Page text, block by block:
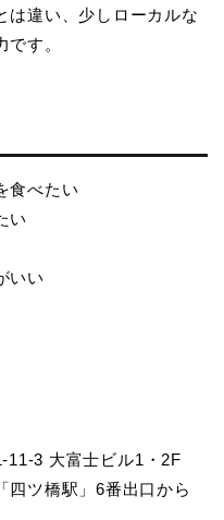
は違い、少しローカルな
す。
食べたい
い
いい
11-3 大富士ビル1・2F
四ツ橋駅」6番出口から